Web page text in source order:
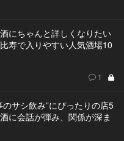
にちゃんと詳しくなりたい
寿で入りやすい人気酒場10
1
のサシ飲み”にぴったりの店5
に会話が弾み、関係が深ま